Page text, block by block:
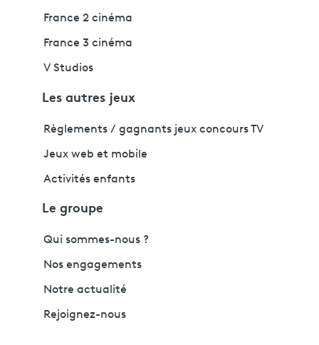
France 2 cinéma
France 3 cinéma
V Studios
Les autres jeux
Règlements / gagnants jeux concours TV
Jeux web et mobile
Activités enfants
Le groupe
Qui sommes-nous ?
Nos engagements
Notre actualité
Rejoignez-nous